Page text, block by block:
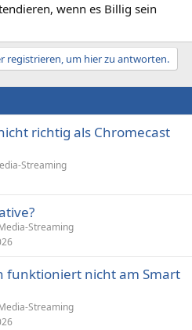
wenn es Billig sein
registrieren, um hier zu antworten.
richtig als Chromecast
Streaming
Streaming
funktioniert nicht am Smart
Streaming